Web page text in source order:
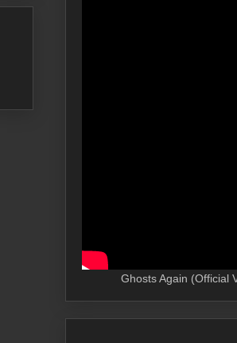
Ghosts Again (Official